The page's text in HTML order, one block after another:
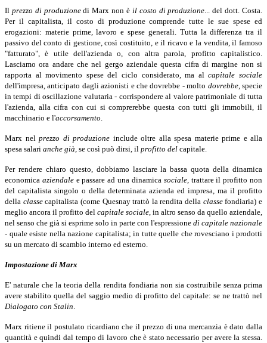
Il prezzo di produzionedi Marx non è il costo di produzione... del dott. Costa.
Per il capitalista, il costo di produzione comprende tutte le sue spese ed
erogazioni: materie prime, lavoro e spese generali. Tutta la differenza tra il
passivo del conto di gestione, così costituito, e il ricavo e la vendita, il famoso
"fatturato", è utile dell'azienda o, con altra parola, profitto capitalistico.
Lasciamo ora andare che nel gergo aziendale questa cifra di margine non si
rapporta al movimento spese del ciclo considerato, ma alcapitale sociale
dell'impresa, anticipato dagli azionisti e che dovrebbe - molto dovrebbe, specie
in tempi di oscillazione valutaria - corrispondere al valore patrimoniale di tutta
l'azienda, alla cifra con cui si comprerebbe questa con tutti gli immobili, il
macchinario e l'accorsamento.
Marx nel prezzo di produzione include oltre alla spesa materie prime e alla
spesa salari anche già, se così può dirsi, il profitto del capitale.
Per rendere chiaro questo, dobbiamo lasciare la bassa quota della dinamica
economica aziendale e passare ad una dinamica sociale, trattare il profitto non
del capitalista singolo o della determinata azienda ed impresa, ma il profitto
della classecapitalista (come Quesnay trattò la rendita della classefondiaria) e
meglio ancora il profitto del capitale sociale, in altro senso da quello aziendale,
nel senso che già si esprime solo in parte con l'espressione di capitale nazionale
- quale esiste nella nazione capitalista; in tutte quelle che rovesciano i prodotti
su un mercato di scambio interno ed esterno.
Impostazione di Marx
E' naturale che la teoria della rendita fondiaria non sia costruibile senza prima
avere stabilito quella del saggio medio di profitto del capitale: se ne trattò nel
Dialogato con Stalin.
Marx ritiene il postulato ricardiano che il prezzo di una mercanzia è dato dalla
quantità e quindi dal tempo di lavoro che è stato necessario per avere la stessa.